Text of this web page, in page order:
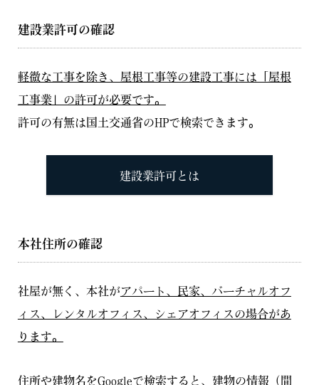
建設業許可の確認
軽微な工事を除き、屋根工事等の建設工事には「屋根
工事業」の許可が必要です。
許可の有無は国土交通省のHPで検索できます。
建設業許可とは
本社住所の確認
社屋が無く、本社がアパート、民家、バーチャルオフ
ィス、レンタルオフィス、シェアオフィスの場合があ
ります。
住所や建物名をGoogleで検索すると、建物の情報（間